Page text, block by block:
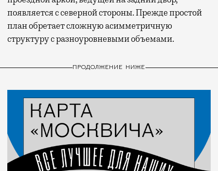
появляется с северной стороны. Прежде простой
план обретает сложную асимметричную
структуру с разноуровневыми объемами.
ПРОДОЛЖЕНИЕ НИЖЕ